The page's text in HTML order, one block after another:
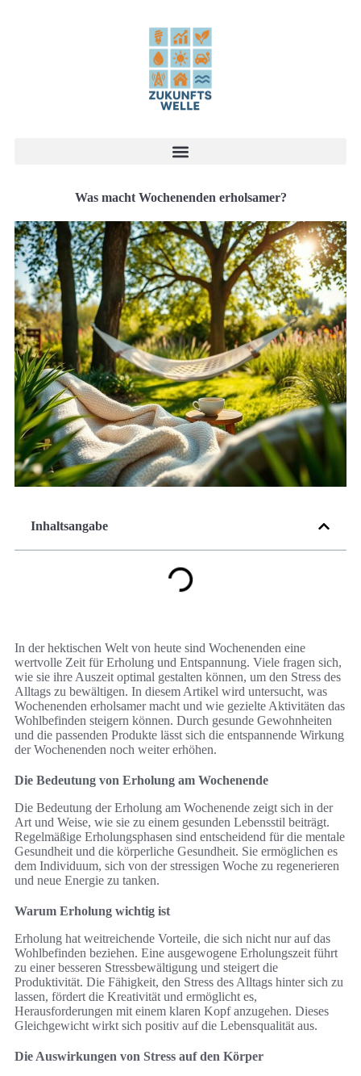
Was macht Wochenenden erholsamer?
Inhaltsangabe
In der hektischen Welt von heute sind Wochenenden eine
wertvolle Zeit für Erholung und Entspannung. Viele fragen sich,
wie sie ihre Auszeit optimal gestalten können, um den Stress des
Alltags zu bewältigen. In diesem Artikel wird untersucht, was
Wochenenden erholsamer macht und wie gezielte Aktivitäten das
Wohlbefinden steigern können. Durch gesunde Gewohnheiten
und die passenden Produkte lässt sich die entspannende Wirkung
der Wochenenden noch weiter erhöhen.
Die Bedeutung von Erholung am Wochenende
Die Bedeutung der Erholung am Wochenende zeigt sich in der
Art und Weise, wie sie zu einem gesunden Lebensstil beiträgt.
Regelmäßige Erholungsphasen sind entscheidend für die mentale
Gesundheit und die körperliche Gesundheit. Sie ermöglichen es
dem Individuum, sich von der stressigen Woche zu regenerieren
und neue Energie zu tanken.
Warum Erholung wichtig ist
Erholung hat weitreichende Vorteile, die sich nicht nur auf das
Wohlbefinden beziehen. Eine ausgewogene Erholungszeit führt
zu einer besseren Stressbewältigung und steigert die
Produktivität. Die Fähigkeit, den Stress des Alltags hinter sich zu
lassen, fördert die Kreativität und ermöglicht es,
Herausforderungen mit einem klaren Kopf anzugehen. Dieses
Gleichgewicht wirkt sich positiv auf die Lebensqualität aus.
Die Auswirkungen von Stress auf den Körper